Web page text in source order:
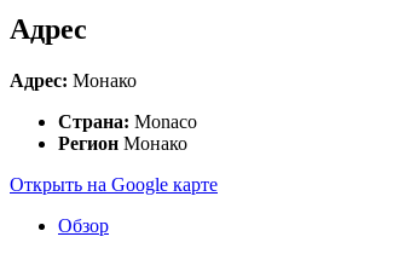
Адрес
Адрес: Монако
Страна: Monaco
Регион Монако
Открыть на Google карте
Обзор